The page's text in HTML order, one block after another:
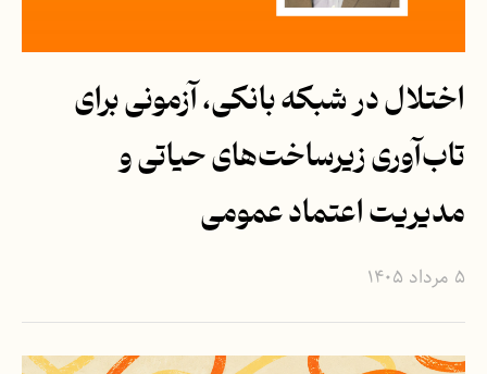
اختلال در شبکه بانکی، آزمونی برای
تاب‌آوری زیرساخت‌های حیاتی و
مدیریت اعتماد عمومی
۵ مرداد ۱۴۰۵